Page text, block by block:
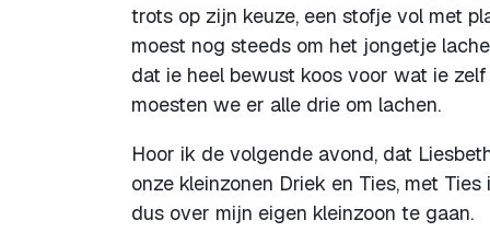
trots op zijn keuze, een stofje vol met
moest nog steeds om het jongetje
dat ie heel bewust koos voor wat ie
moesten we er alle drie om lachen.
Hoor ik de volgende avond, dat
onze kleinzonen Driek en Ties, met
dus over mijn eigen kleinzoon te gaan.